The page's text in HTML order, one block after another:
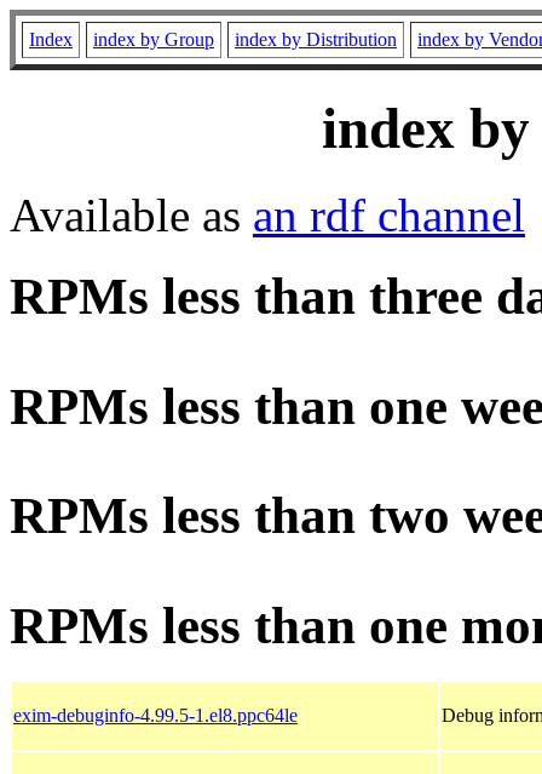
Index index by Group index by Distribution index by
index
Available as an rdf channel
RPMs less than three
RPMs less than one
RPMs less than two
RPMs less than one
exim-debuginfo-4.99.5-1.el8.ppc64le Debug